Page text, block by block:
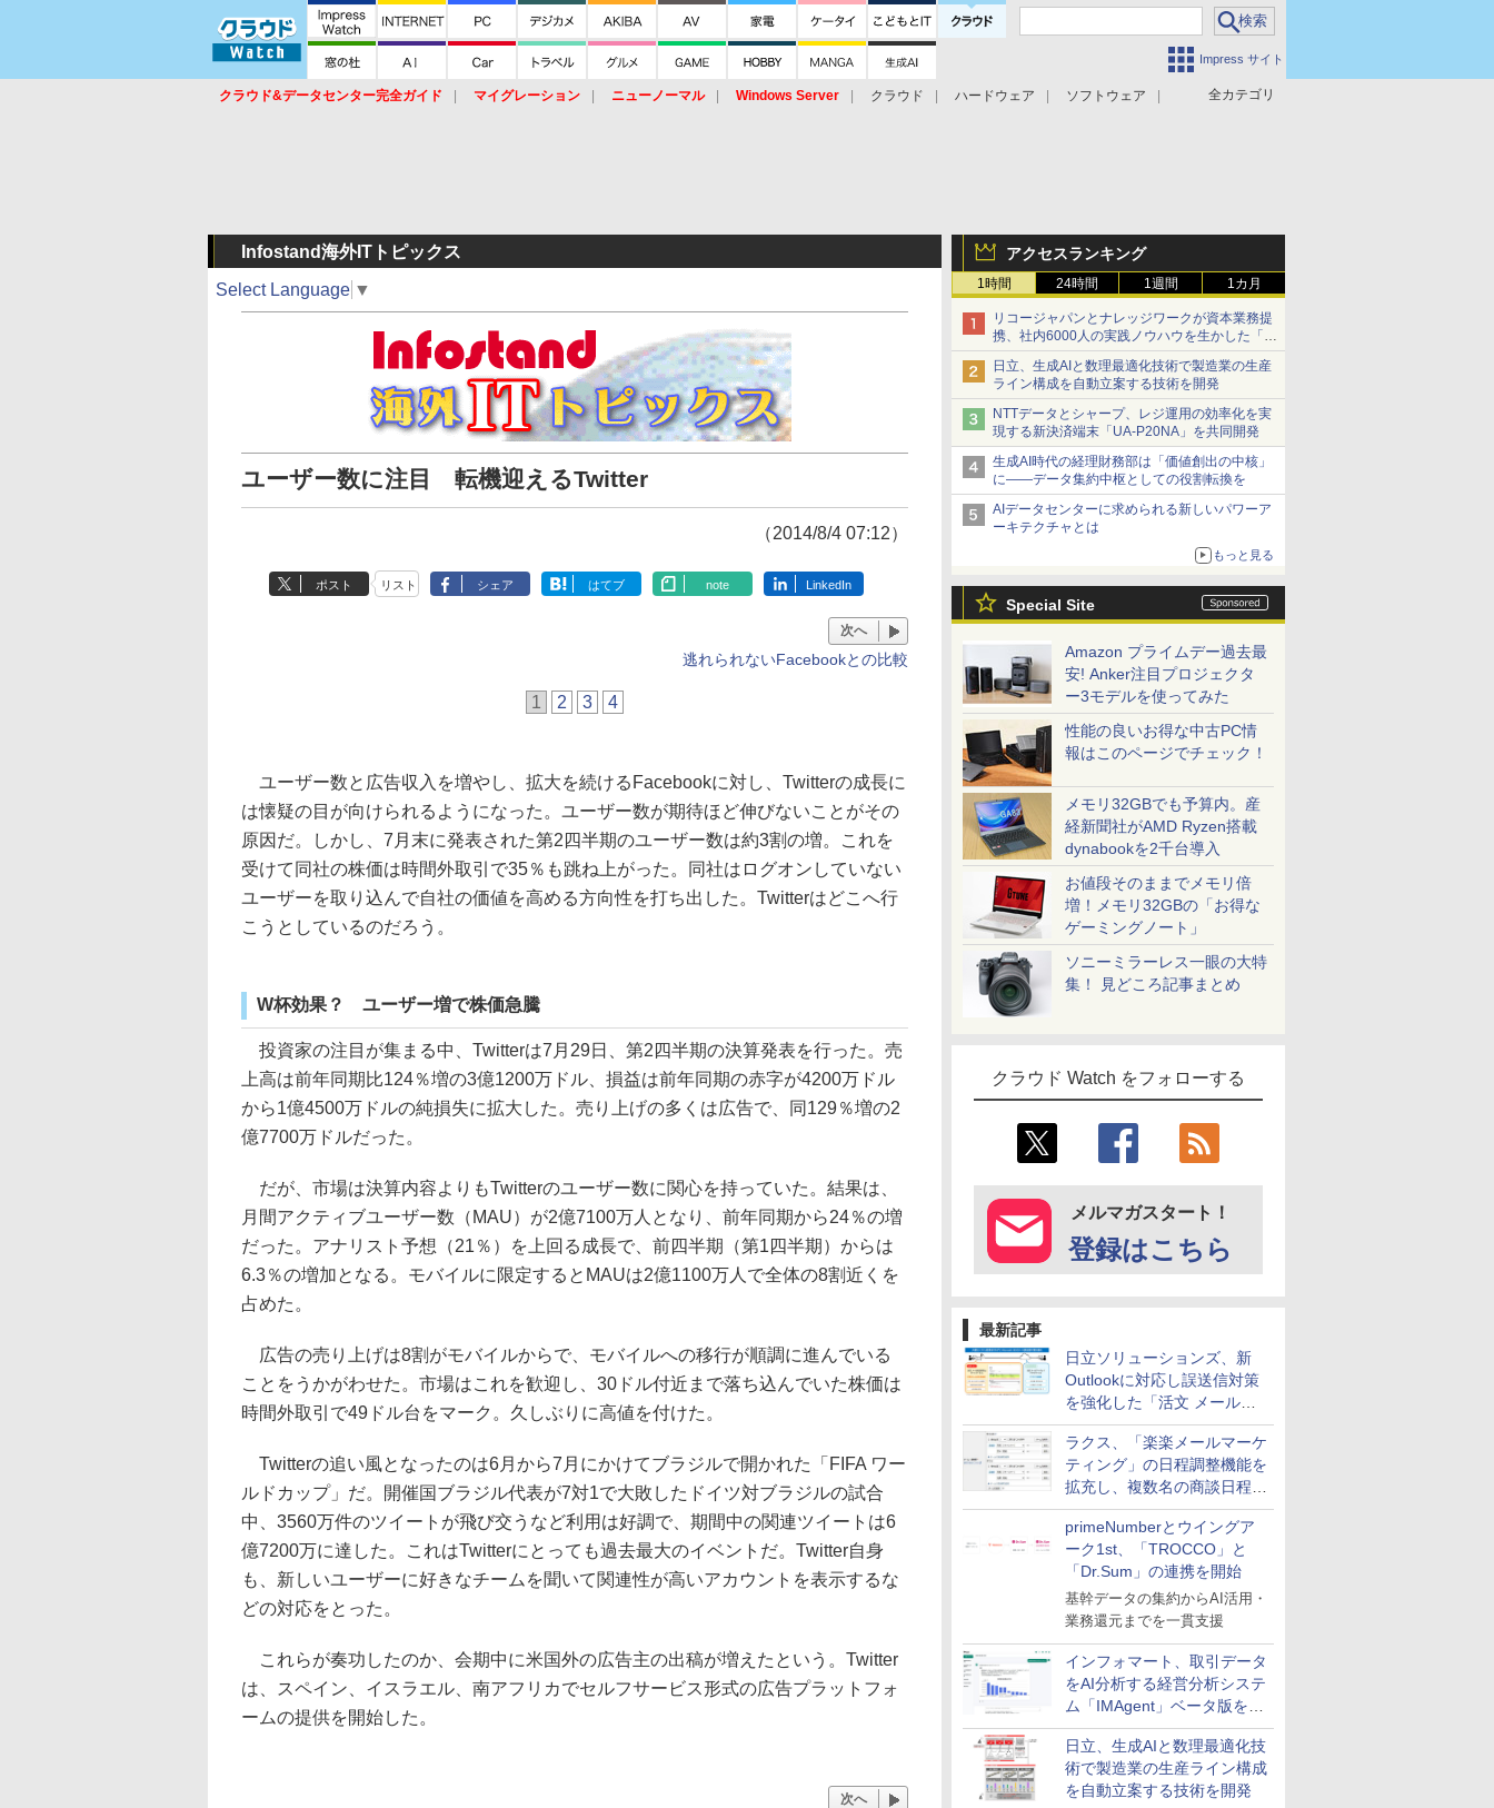
Impress サイト
全カテゴリ
クラウド&データセンター完全ガイド マイグレーション ニューノーマル Windows Server クラウド ハードウェア
ソフトウェア
アクセスランキング
1時間 24時間 1週間 1カ月
リコージャパンとナレッジワークが資本業務提
携、社内6000人の実践ノウハウを生かした「AI
商談記録 for RICOH」を展開へ
日立、生成AIと数理最適化技術で製造業の生産
ライン構成を自動立案する技術を開発
NTTデータとシャープ、レジ運用の効率化を実
現する新決済端末「UA-P20NA」を共同開発
生成AI時代の経理財務部は「価値創出の中核」
に――データ集約中枢としての役割転換を
AIデータセンターに求められる新しいパワーア
ーキテクチャとは
もっと見る
Special Site
Amazon プライムデー過去最
安! Anker注目プロジェクタ
ー3モデルを使ってみた
性能の良いお得な中古PC情
報はこのページでチェック！
メモリ32GBでも予算内。産
経新聞社がAMD Ryzen搭載
dynabookを2千台導入
お値段そのままでメモリ倍
増！メモリ32GBの「お得な
ゲーミングノート」
ソニーミラーレス一眼の大特
集！ 見どころ記事まとめ
クラウド Watch をフォローする
メルマガスタート！
登録はこちら
最新記事
日立ソリューションズ、新
Outlookに対応し誤送信対策
を強化した「活文 メール誤
送信防止アドインサービス」
を提供
ラクス、「楽楽メールマーケ
ティング」の日程調整機能を
拡充し、複数名の商談日程調
整を効率化
primeNumberとウイングア
ーク1st、「TROCCO」と
「Dr.Sum」の連携を開始
基幹データの集約からAI活用・
業務還元までを一貫支援
インフォマート、取引データ
をAI分析する経営分析システ
ム「IMAgent」ベータ版を提
供
日立、生成AIと数理最適化技
術で製造業の生産ライン構成
を自動立案する技術を開発
Infostand海外ITトピックス
Select Language ▼
ユーザー数に注目 転機迎えるTwitter
（2014/8/4 07:12）
ポスト リスト シェア はてブ note LinkedIn
次へ
逃れられないFacebookとの比較
1 2 3 4
ユーザー数と広告収入を増やし、拡大を続けるFacebookに対し、Twitterの成長に
は懐疑の目が向けられるようになった。ユーザー数が期待ほど伸びないことがその
原因だ。しかし、7月末に発表された第2四半期のユーザー数は約3割の増。これを
受けて同社の株価は時間外取引で35％も跳ね上がった。同社はログオンしていない
ユーザーを取り込んで自社の価値を高める方向性を打ち出した。Twitterはどこへ行
こうとしているのだろう。
W杯効果？ ユーザー増で株価急騰
投資家の注目が集まる中、Twitterは7月29日、第2四半期の決算発表を行った。売
上高は前年同期比124％増の3億1200万ドル、損益は前年同期の赤字が4200万ドル
から1億4500万ドルの純損失に拡大した。売り上げの多くは広告で、同129％増の2
億7700万ドルだった。
だが、市場は決算内容よりもTwitterのユーザー数に関心を持っていた。結果は、
月間アクティブユーザー数（MAU）が2億7100万人となり、前年同期から24％の増
だった。アナリスト予想（21％）を上回る成長で、前四半期（第1四半期）からは
6.3％の増加となる。モバイルに限定するとMAUは2億1100万人で全体の8割近くを
占めた。
広告の売り上げは8割がモバイルからで、モバイルへの移行が順調に進んでいる
ことをうかがわせた。市場はこれを歓迎し、30ドル付近まで落ち込んでいた株価は
時間外取引で49ドル台をマーク。久しぶりに高値を付けた。
Twitterの追い風となったのは6月から7月にかけてブラジルで開かれた「FIFA ワー
ルドカップ」だ。開催国ブラジル代表が7対1で大敗したドイツ対ブラジルの試合
中、3560万件のツイートが飛び交うなど利用は好調で、期間中の関連ツイートは6
億7200万に達した。これはTwitterにとっても過去最大のイベントだ。Twitter自身
も、新しいユーザーに好きなチームを聞いて関連性が高いアカウントを表示するな
どの対応をとった。
これらが奏功したのか、会期中に米国外の広告主の出稿が増えたという。Twitter
は、スペイン、イスラエル、南アフリカでセルフサービス形式の広告プラットフォ
ームの提供を開始した。
次へ